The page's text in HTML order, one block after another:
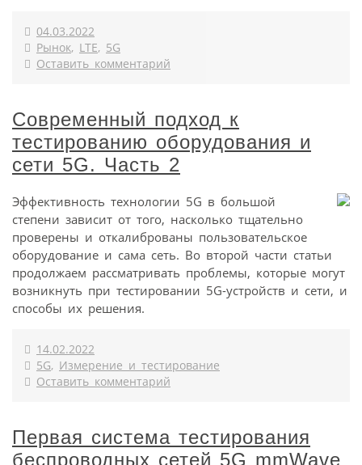
04.03.2022
Рынок, LTE, 5G
Оставить комментарий
Современный подход к
тестированию оборудования и
сети 5G. Часть 2
Эффективность технологии 5G в большой
степени зависит от того, насколько тщательно
проверены и откалиброваны пользовательское
оборудование и сама сеть. Во второй части статьи
продолжаем рассматривать проблемы, которые могут
возникнуть при тестировании 5G-устройств и сети, и
способы их решения.
14.02.2022
5G, Измерение и тестирование
Оставить комментарий
Первая система тестирования
беспроводных сетей 5G mmWave